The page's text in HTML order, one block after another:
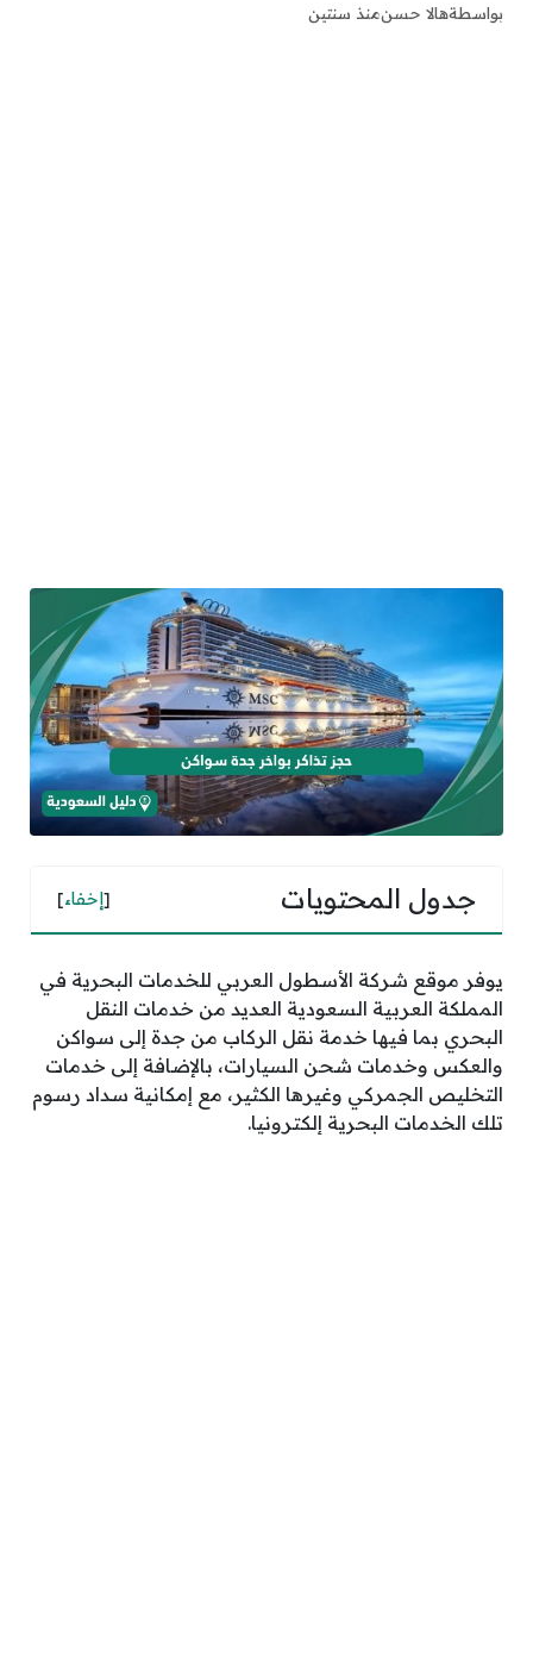
بواسطةهالا حسنمنذ سنتين
جدول المحتويات [إخفاء]
يوفر موقع شركة الأسطول العربي للخدمات البحرية في
المملكة العربية السعودية العديد من خدمات النقل
البحري بما فيها خدمة نقل الركاب من جدة إلى سواكن
والعكس وخدمات شحن السيارات، بالإضافة إلى خدمات
التخليص الجمركي وغيرها الكثير، مع إمكانية سداد رسوم
تلك الخدمات البحرية إلكترونيا.